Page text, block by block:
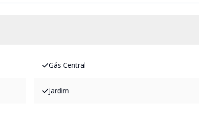
Gás Central
Jardim